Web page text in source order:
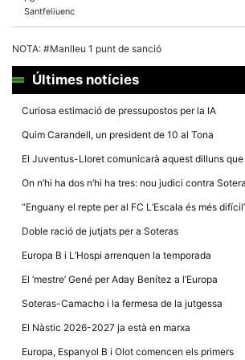
Santfeliuenc
NOTA: #Manlleu 1 punt de sanció
Últimes notícies
Curiosa estimació de pressupostos per la IA
Quim Carandell, un president de 10 al Tona
El Juventus-Lloret comunicarà aquest dilluns
On n’hi ha dos n’hi ha tres: nou judici contra
“Enguany el repte per al FC L’Escala és més
Doble ració de jutjats per a Soteras
Europa B i L’Hospi arrenquen la temporada
El ‘mestre’ Gené per Aday Benítez a l’Europa
Soteras-Camacho i la fermesa de la jutgessa
El Nàstic 2026-2027 ja està en marxa
Europa, Espanyol B i Olot comencen els primers
els teus
web
de mirar
anuncis,
contingut